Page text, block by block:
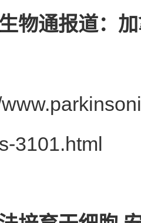
物通报道：
3101.html